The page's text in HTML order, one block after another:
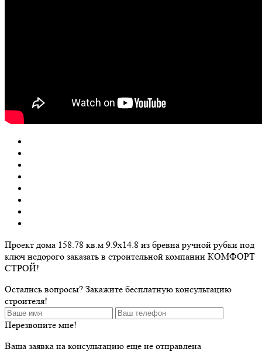
Проект дома 158.78 кв.м 9.9х14.8 из бревна ручной рубки под
ключ недорого заказать в строительной компании КОМФОРТ
СТРОЙ!
Остались вопросы? Закажите бесплатную консультацию
строителя!
Перезвоните мне!
Ваша заявка на консультацию еще не отправлена